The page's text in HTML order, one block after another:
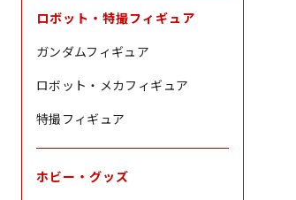
ロボット・特撮フィギュア
ガンダムフィギュア
ロボット・メカフィギュア
特撮フィギュア
ホビー・グッズ